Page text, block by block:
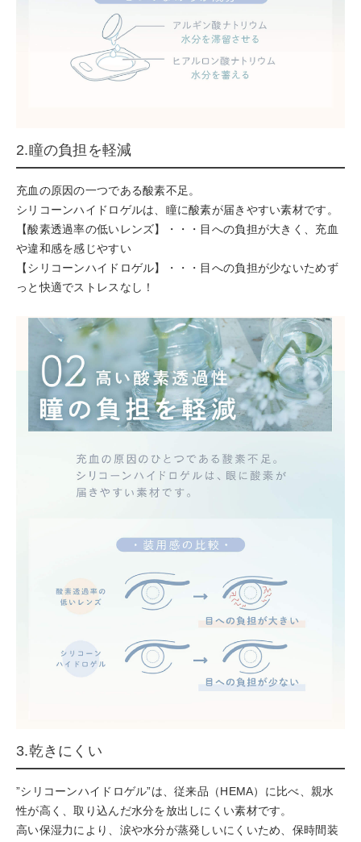
2.瞳の負担を軽減
充血の原因の一つである酸素不足。
シリコーンハイドロゲルは、瞳に酸素が届きやすい素材です。
【酸素透過率の低いレンズ】・・・目への負担が大きく、充血
や違和感を感じやすい
【シリコーンハイドロゲル】・・・目への負担が少ないためず
っと快適でストレスなし！
3.乾きにくい
”シリコーンハイドロゲル”は、従来品（HEMA）に比べ、親水
性が高く、取り込んだ水分を放出しにくい素材です。
高い保湿力により、涙や水分が蒸発しいにくいため、保時間装